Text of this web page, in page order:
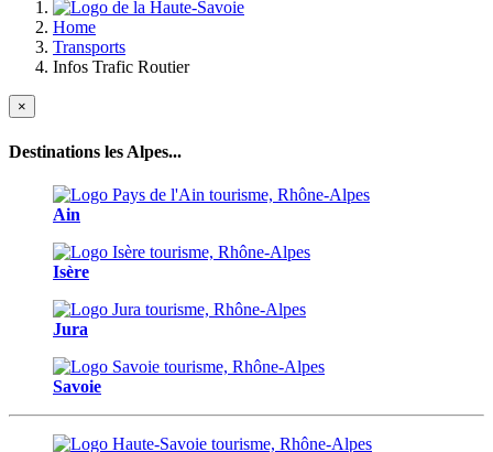
Home
Transports
Infos Trafic Routier
×
Destinations les Alpes...
Ain
Isère
Jura
Savoie